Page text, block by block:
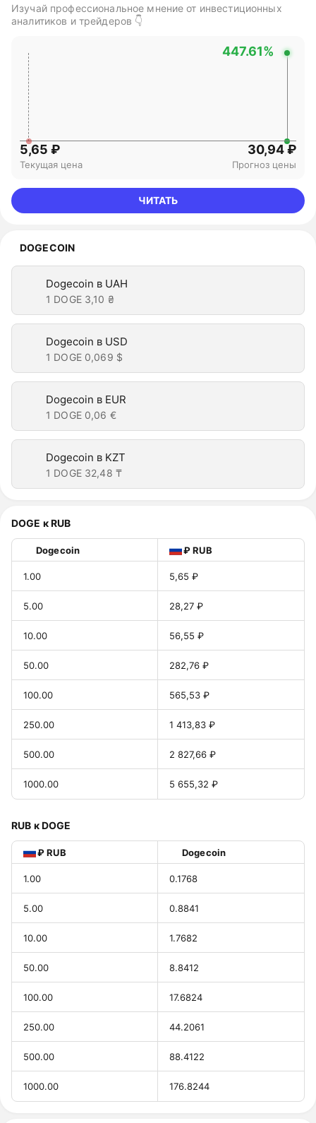
Изучай профессиональное мнение от инвестиционных
аналитиков и трейдеров 👇
447.61%
5,65 ₽
Текущая цена
30,94 ₽
Прогноз цены
ЧИТАТЬ
DOGECOIN
Dogecoin в UAH
1 DOGE 3,10 ₴
Dogecoin в USD
1 DOGE 0,069 $
Dogecoin в EUR
1 DOGE 0,06 €
Dogecoin в KZT
1 DOGE 32,48 ₸
DOGE к RUB
Dogecoin ₽ RUB
1.00 5,65 ₽
5.00 28,27 ₽
10.00 56,55 ₽
50.00 282,76 ₽
100.00 565,53 ₽
250.00 1 413,83 ₽
500.00 2 827,66 ₽
1000.00 5 655,32 ₽
RUB к DOGE
₽ RUB Dogecoin
1.00 0.1768
5.00 0.8841
10.00 1.7682
50.00 8.8412
100.00 17.6824
250.00 44.2061
500.00 88.4122
1000.00 176.8244